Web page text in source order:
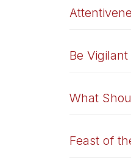
Be
What
Feast of